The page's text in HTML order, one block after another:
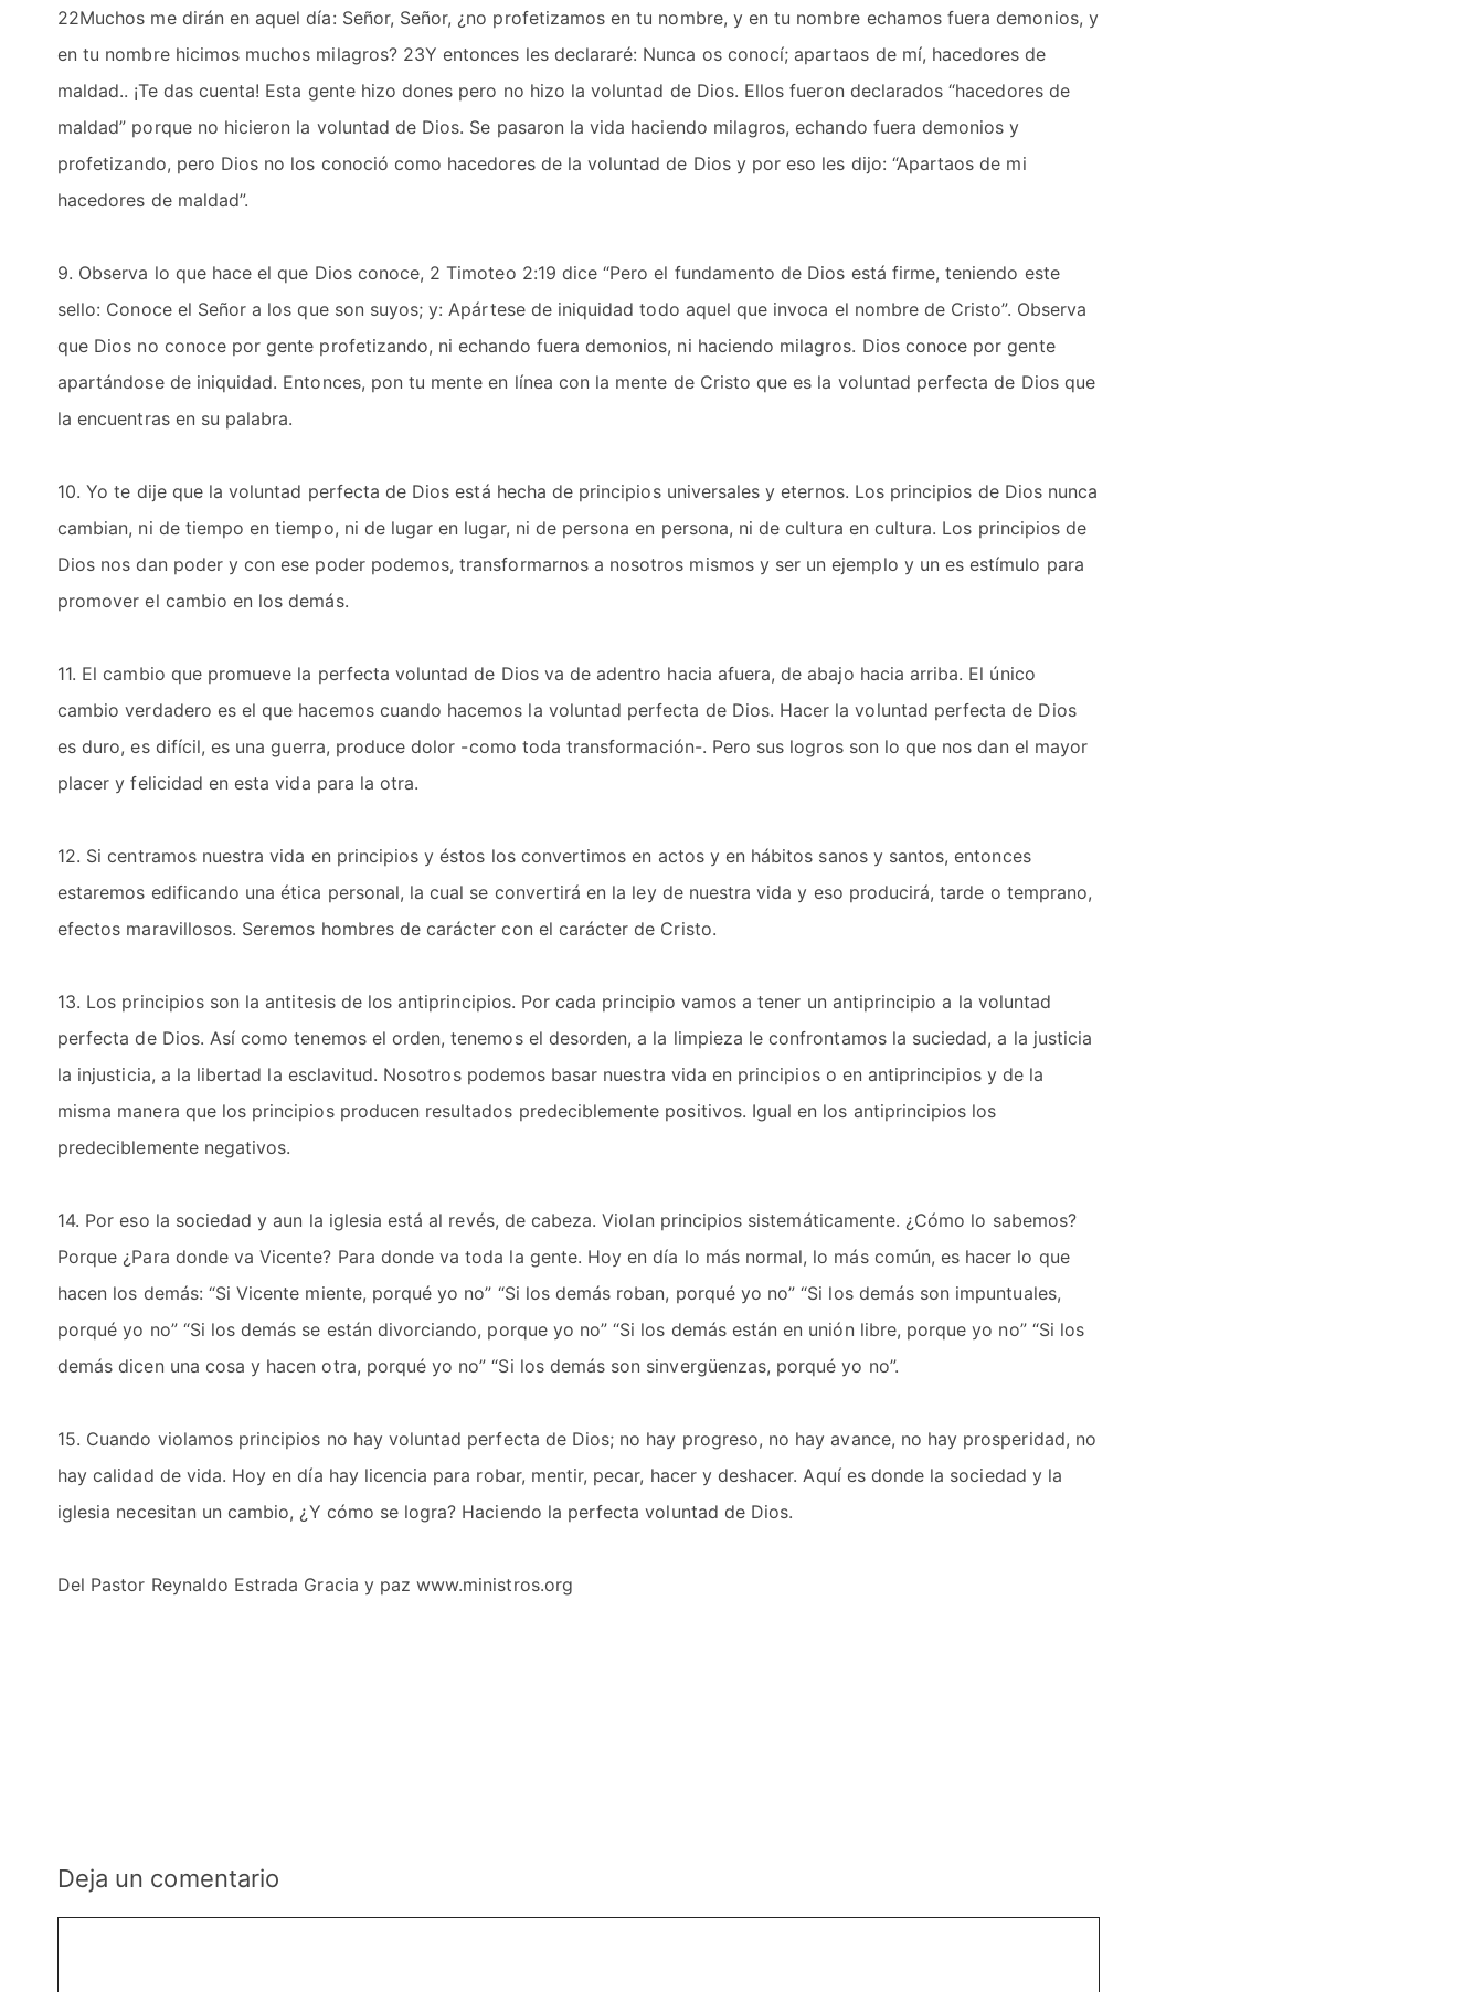
22Muchos me dirán en aquel día: Señor, Señor, ¿no profetizamos en tu nombre, y en tu nombre echamos fuera demonios, y
en tu nombre hicimos muchos milagros? 23Y entonces les declararé: Nunca os conocí; apartaos de mí, hacedores de
maldad.. ¡Te das cuenta! Esta gente hizo dones pero no hizo la voluntad de Dios. Ellos fueron declarados “hacedores de
maldad” porque no hicieron la voluntad de Dios. Se pasaron la vida haciendo milagros, echando fuera demonios y
profetizando, pero Dios no los conoció como hacedores de la voluntad de Dios y por eso les dijo: “Apartaos de mi
hacedores de maldad”.
9. Observa lo que hace el que Dios conoce, 2 Timoteo 2:19 dice “Pero el fundamento de Dios está firme, teniendo este
sello: Conoce el Señor a los que son suyos; y: Apártese de iniquidad todo aquel que invoca el nombre de Cristo”. Observa
que Dios no conoce por gente profetizando, ni echando fuera demonios, ni haciendo milagros. Dios conoce por gente
apartándose de iniquidad. Entonces, pon tu mente en línea con la mente de Cristo que es la voluntad perfecta de Dios que
la encuentras en su palabra.
10. Yo te dije que la voluntad perfecta de Dios está hecha de principios universales y eternos. Los principios de Dios nunca
cambian, ni de tiempo en tiempo, ni de lugar en lugar, ni de persona en persona, ni de cultura en cultura. Los principios de
Dios nos dan poder y con ese poder podemos, transformarnos a nosotros mismos y ser un ejemplo y un es estímulo para
promover el cambio en los demás.
11. El cambio que promueve la perfecta voluntad de Dios va de adentro hacia afuera, de abajo hacia arriba. El único
cambio verdadero es el que hacemos cuando hacemos la voluntad perfecta de Dios. Hacer la voluntad perfecta de Dios
es duro, es difícil, es una guerra, produce dolor -como toda transformación-. Pero sus logros son lo que nos dan el mayor
placer y felicidad en esta vida para la otra.
12. Si centramos nuestra vida en principios y éstos los convertimos en actos y en hábitos sanos y santos, entonces
estaremos edificando una ética personal, la cual se convertirá en la ley de nuestra vida y eso producirá, tarde o temprano,
efectos maravillosos. Seremos hombres de carácter con el carácter de Cristo.
13. Los principios son la antitesis de los antiprincipios. Por cada principio vamos a tener un antiprincipio a la voluntad
perfecta de Dios. Así como tenemos el orden, tenemos el desorden, a la limpieza le confrontamos la suciedad, a la justicia
la injusticia, a la libertad la esclavitud. Nosotros podemos basar nuestra vida en principios o en antiprincipios y de la
misma manera que los principios producen resultados predeciblemente positivos. Igual en los antiprincipios los
predeciblemente negativos.
14. Por eso la sociedad y aun la iglesia está al revés, de cabeza. Violan principios sistemáticamente. ¿Cómo lo sabemos?
Porque ¿Para donde va Vicente? Para donde va toda la gente. Hoy en día lo más normal, lo más común, es hacer lo que
hacen los demás: “Si Vicente miente, porqué yo no” “Si los demás roban, porqué yo no” “Si los demás son impuntuales,
porqué yo no” “Si los demás se están divorciando, porque yo no” “Si los demás están en unión libre, porque yo no” “Si los
demás dicen una cosa y hacen otra, porqué yo no” “Si los demás son sinvergüenzas, porqué yo no”.
15. Cuando violamos principios no hay voluntad perfecta de Dios; no hay progreso, no hay avance, no hay prosperidad, no
hay calidad de vida. Hoy en día hay licencia para robar, mentir, pecar, hacer y deshacer. Aquí es donde la sociedad y la
iglesia necesitan un cambio, ¿Y cómo se logra? Haciendo la perfecta voluntad de Dios.
Del Pastor Reynaldo Estrada Gracia y paz www.ministros.org
Deja un comentario